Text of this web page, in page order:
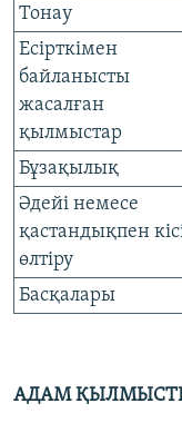
Тонау
Есірткімен
байланысты
жасалған
қылмыстар
Бұзақылық
Әдейі немесе
қастандықпен
өлтіру
Басқалары
АДАМ